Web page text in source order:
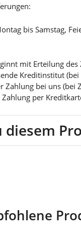
bis Samstag,
mit Erteilung des
Kreditinstitut (bei
Zahlung bei uns (bei
Zahlung per
diesem